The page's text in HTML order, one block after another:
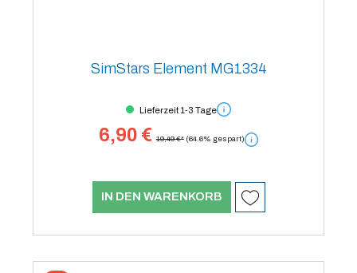
SimStars Element MG1334
Lieferzeit 1-3 Tage
6,90 € 19,49 €* (64.6% gespart)
IN DEN WARENKORB